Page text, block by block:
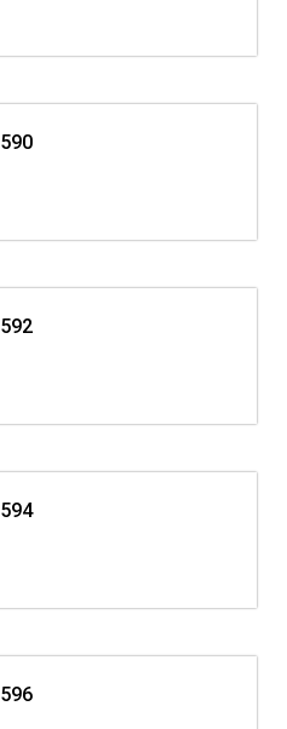
590
592
594
596